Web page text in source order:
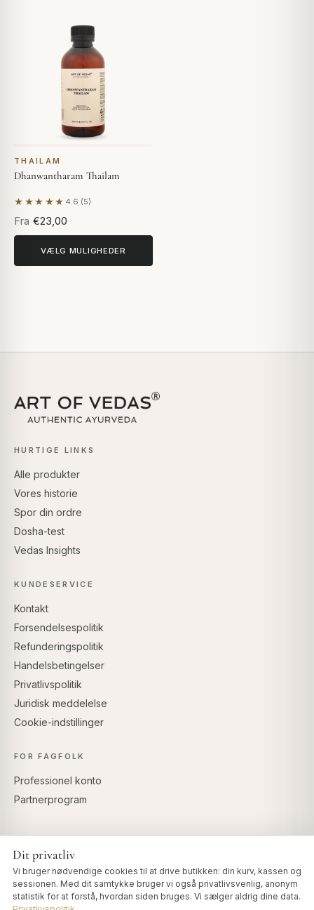
THAILAM
Dhanwantharam Thailam
★★★★★ 4.6 (5)
Baseret på 5 anmeldelser
Fra €23,00
VÆLG MULIGHEDER
HURTIGE LINKS
Alle produkter
Vores historie
Spor din ordre
Dosha-test
Vedas Insights
KUNDESERVICE
Kontakt
Forsendelsespolitik
Refunderingspolitik
Handelsbetingelser
Privatlivspolitik
Juridisk meddelelse
Cookie-indstillinger
FOR FAGFOLK
Professionel konto
Partnerprogram
Dit privatliv
Vi bruger nødvendige cookies til at drive butikken: din kurv, kassen og
sessionen. Med dit samtykke bruger vi også privatlivsvenlig, anonym
statistik for at forstå, hvordan siden bruges. Vi sælger aldrig dine data.